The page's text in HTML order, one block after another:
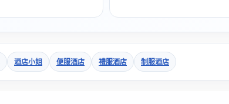
酒店小姐 便服酒店 禮服酒店 制服酒店